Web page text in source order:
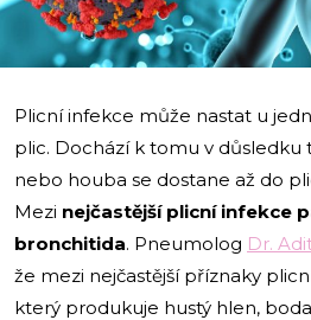
Plicní infekce může nastat u
plic. Dochází k tomu v důsledku
nebo houba se dostane až do
Mezi nejčastější plicní infekce
bronchitida. Pneumolog Dr.
že mezi nejčastější příznaky
který produkuje hustý hlen,